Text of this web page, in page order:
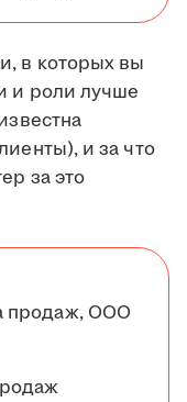
в которых вы
и роли лучше
и за что
за это
продаж, ООО